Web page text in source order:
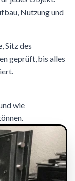
Nutzung und
Sitz des
geprüft, bis alles
wie